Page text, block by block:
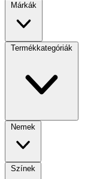
Márkák
Termékkategóriák
Nemek
Színek